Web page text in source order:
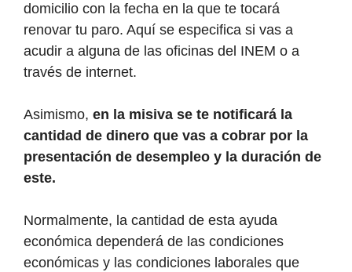
domicilio con la fecha en la que te tocará
renovar tu paro. Aquí se especifica si vas a
acudir a alguna de las oficinas del INEM o a
través de internet.
Asimismo, en la misiva se te notificará la
cantidad de dinero que vas a cobrar por la
presentación de desempleo y la duración de
este.
Normalmente, la cantidad de esta ayuda
económica dependerá de las condiciones
económicas y las condiciones laborales que